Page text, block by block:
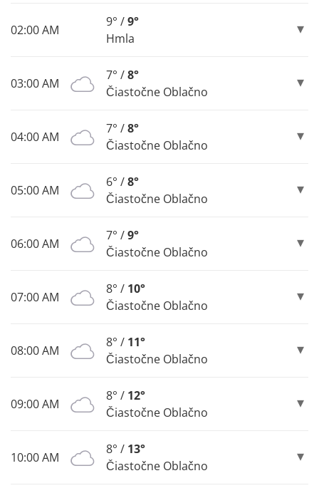
02:00 AM
9° /9°
Hmla
03:00 AM
7° /8°
Čiastočne Oblačno
04:00 AM
7° /8°
Čiastočne Oblačno
05:00 AM
6° /8°
Čiastočne Oblačno
06:00 AM
7° /9°
Čiastočne Oblačno
07:00 AM
8° / 10°
Čiastočne Oblačno
08:00 AM
8° / 11°
Čiastočne Oblačno
09:00 AM
8° / 12°
Čiastočne Oblačno
10:00 AM
8° / 13°
Čiastočne Oblačno